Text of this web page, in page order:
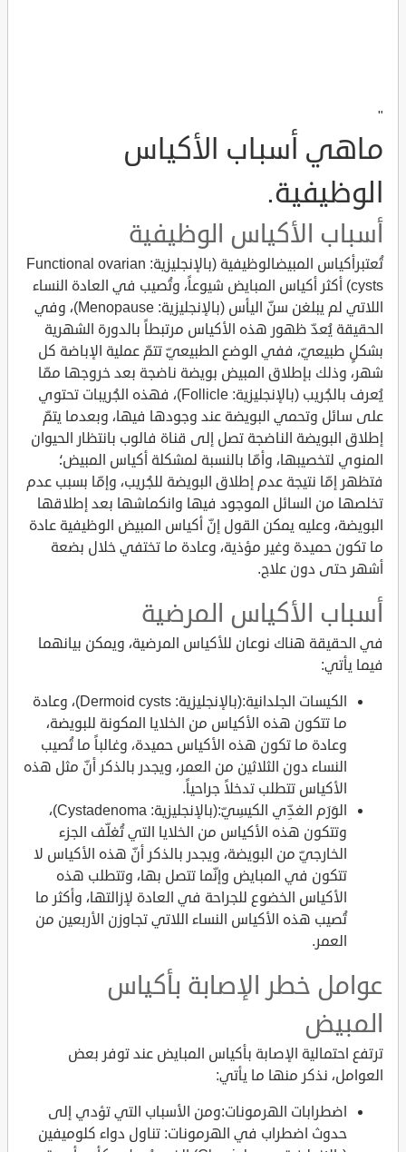
"
ماهي أسباب الأكياس
الوظيفية.
أسباب الأكياس الوظيفية
تُعتبرأكياس المبيضالوظيفية (بالإنجليزية: Functional ovarian
cysts) أكثر أكياس المبايض شيوعاً، وتُصيب في العادة النساء
اللاتي لم يبلغن سنّ اليأس (بالإنجليزية: Menopause)، وفي
الحقيقة يُعدّ ظهور هذه الأكياس مرتبطاً بالدورة الشهرية
بشكلٍ طبيعيّ، ففي الوضع الطبيعيّ تتمّ عملية الإباضة كل
شهر، وذلك بإطلاق المبيض بويضة ناضجة بعد خروجها ممّا
يُعرف بالجُريب (بالإنجليزية: Follicle)، فهذه الجُريبات تحتوي
على سائل وتحمي البويضة عند وجودها فيها، وبعدما يتمّ
إطلاق البويضة الناضجة تصل إلى قناة فالوب بانتظار الحيوان
المنوي لتخصيبها، وأمّا بالنسبة لمشكلة أكياس المبيض؛
فتظهر إمّا نتيجة عدم إطلاق البويضة للجُريب، وإمّا بسبب عدم
تخلصها من السائل الموجود فيها وانكماشها بعد إطلاقها
البويضة، وعليه يمكن القول إنّ أكياس المبيض الوظيفية عادة
ما تكون حميدة وغير مؤذية، وعادة ما تختفي خلال بضعة
أشهر حتى دون علاج.
أسباب الأكياس المرضية
في الحقيقة هناك نوعان للأكياس المرضية، ويمكن بيانهما
فيما يأتي:
الكيسات الجلدانية:(بالإنجليزية: Dermoid cysts)، وعادة
ما تتكون هذه الأكياس من الخلايا المكونة للبويضة،
وعادة ما تكون هذه الأكياس حميدة، وغالباً ما تُصيب
النساء دون الثلاثين من العمر، ويجدر بالذكر أنّ مثل هذه
الأكياس تتطلب تدخلاً جراحياً.
الوَرَم الغدِّي الكيسِيّ:(بالإنجليزية: Cystadenoma)،
وتتكون هذه الأكياس من الخلايا التي تُغلّف الجزء
الخارجيّ من البويضة، ويجدر بالذكر أنّ هذه الأكياس لا
تتكون في المبايض وإنّما تتصل بها، وتتطلب هذه
الأكياس الخضوع للجراحة في العادة لإزالتها، وأكثر ما
تُصيب هذه الأكياس النساء اللاتي تجاوزن الأربعين من
العمر.
عوامل خطر الإصابة بأكياس
المبيض
ترتفع احتمالية الإصابة بأكياس المبايض عند توفر بعض
العوامل، نذكر منها ما يأتي:
اضطرابات الهرمونات:ومن الأسباب التي تؤدي إلى
حدوث اضطراب في الهرمونات: تناول دواء كلوميفين